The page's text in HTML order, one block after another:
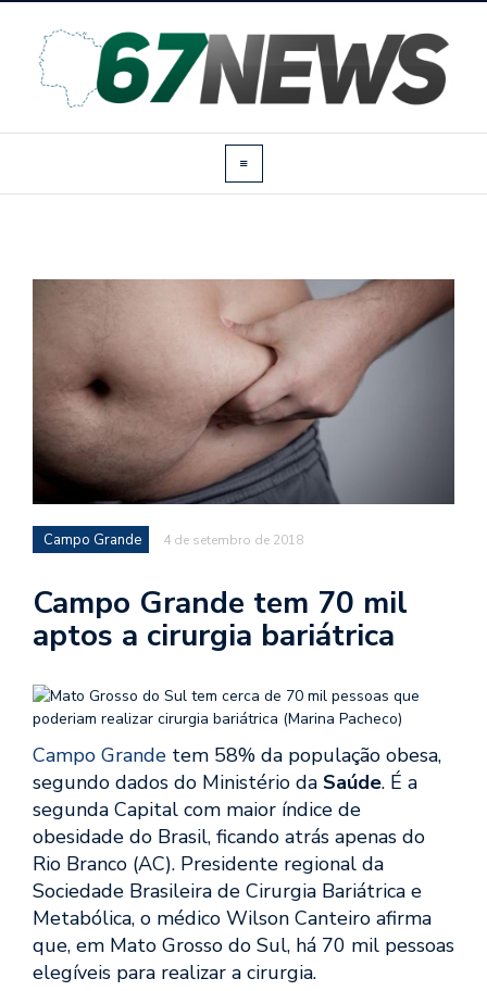
Campo Grande 4 de setembro de 2018
Campo Grande tem 70 mil
aptos a cirurgia bariátrica
Campo Grande tem 58% da população obesa,
segundo dados do Ministério da Saúde. É a
segunda Capital com maior índice de
obesidade do Brasil, ficando atrás apenas do
Rio Branco (AC). Presidente regional da
Sociedade Brasileira de Cirurgia Bariátrica e
Metabólica, o médico Wilson Canteiro afirma
que, em Mato Grosso do Sul, há 70 mil pessoas
elegíveis para realizar a cirurgia.